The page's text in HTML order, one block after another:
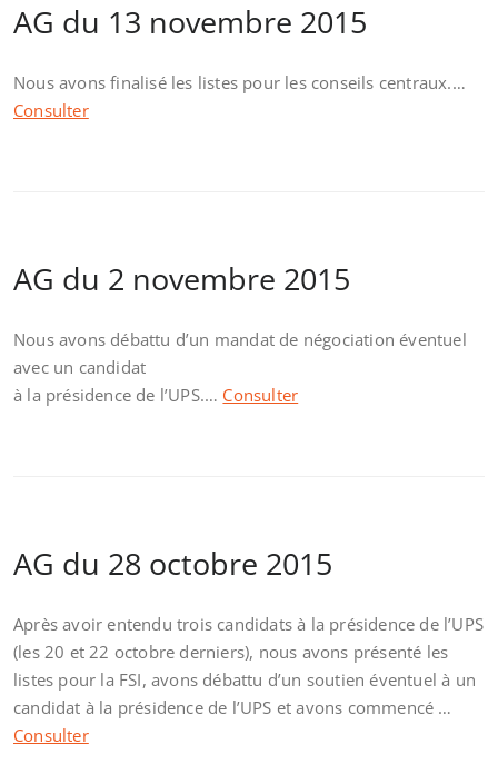
AG du 13 novembre 2015
Nous avons finalisé les listes pour les conseils centraux.…
Consulter
AG du 2 novembre 2015
Nous avons débattu d’un mandat de négociation éventuel
avec un candidat
à la présidence de l’UPS.… Consulter
AG du 28 octobre 2015
Après avoir entendu trois candidats à la présidence de l’UPS
(les 20 et 22 octobre derniers), nous avons présenté les
listes pour la FSI, avons débattu d’un soutien éventuel à un
candidat à la présidence de l’UPS et avons commencé …
Consulter